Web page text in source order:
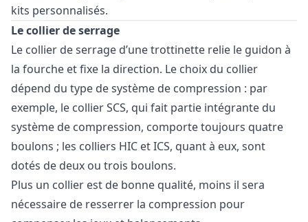
kits personnalisés.
Le collier de serrage
Le collier de serrage d’une trottinette relie le guidon à
la fourche et fixe la direction. Le choix du collier
dépend du type de système de compression : par
exemple, le collier SCS, qui fait partie intégrante du
système de compression, comporte toujours quatre
boulons ; les colliers HIC et ICS, quant à eux, sont
dotés de deux ou trois boulons.
Plus un collier est de bonne qualité, moins il sera
nécessaire de resserrer la compression pour